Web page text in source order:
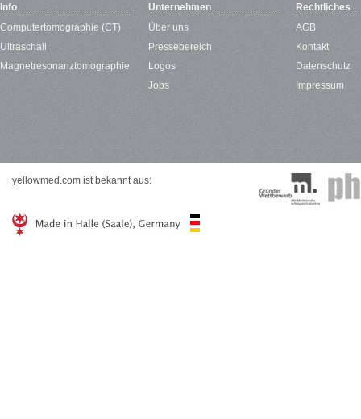
Info
Computertomographie (CT)
Ultraschall
Magnetresonanztomographie
Unternehmen
Über uns
Pressebereich
Logos
Jobs
Rechtliches
AGB
Kontakt
Datenschutz
Impressum
yellowmed.com ist bekannt aus: